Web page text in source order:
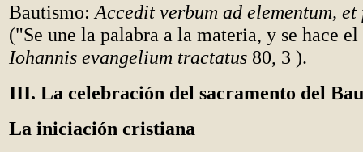
Bautismo: Accedit verbum ad elementum,
("Se une la palabra a la materia, y se hace
Iohannis evangelium tractatus 80, 3 ).
III. La celebración del sacramento del
La iniciación cristiana